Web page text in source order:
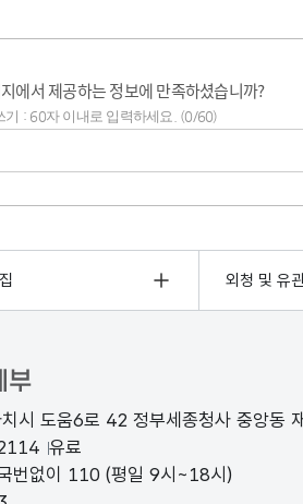
에서 제공하는 정보에 만족하셨습니까?
기 : 60자 이내로 입력하세요. (0/60)
외청 및 유
시 도움6로 42 정부세종청사 중앙동
유료
번없이 110 (평일 9시~18시)